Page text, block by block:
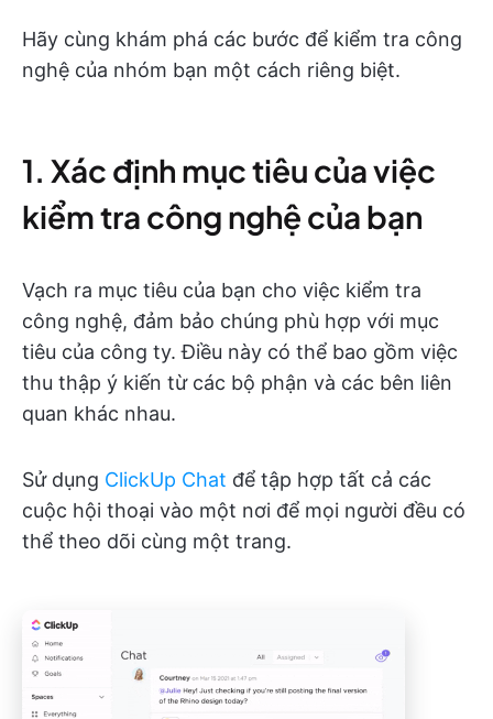
Hãy cùng khám phá các bước để kiểm tra công
nghệ của nhóm bạn một cách riêng biệt.
1. Xác định mục tiêu của việc
kiểm tra công nghệ của bạn
Vạch ra mục tiêu của bạn cho việc kiểm tra
công nghệ, đảm bảo chúng phù hợp với mục
tiêu của công ty. Điều này có thể bao gồm việc
thu thập ý kiến từ các bộ phận và các bên liên
quan khác nhau.
Sử dụng ClickUp Chat để tập hợp tất cả các
cuộc hội thoại vào một nơi để mọi người đều có
thể theo dõi cùng một trang.